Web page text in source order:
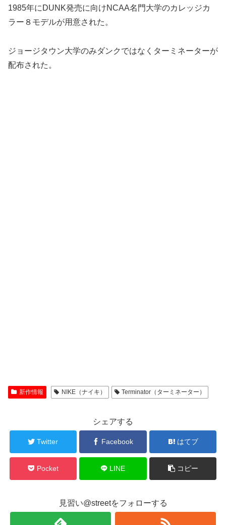
1985年にDUNK発売に向けNCAA名門大学のカレッジカ
ラー８モデルが用意された。
ジョージタウン大学のみダンクではなくターミネーターが
配布された。
新作情報 NIKE（ナイキ） Terminator（ターミネーター）
シェアする
Twitter Facebook はてブ
Pocket LINE コピー
見習い@streetをフォローする